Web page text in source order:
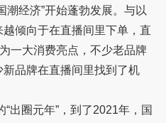
潮经济”开始蓬勃发展。与以
倾向于在直播间里下单，直
一大消费亮点，不少老品牌
品牌在直播间里找到了机
出圈元年”，到了2021年，国